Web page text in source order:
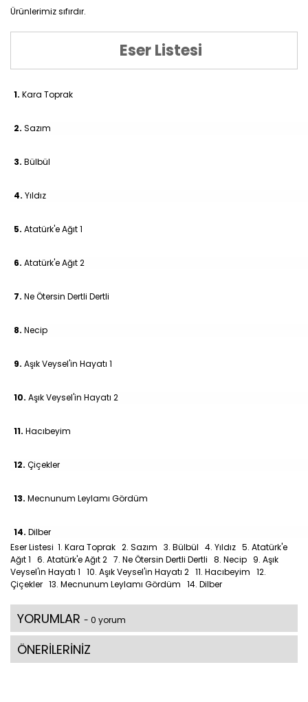
Ürünlerimiz sıfırdır.
Eser Listesi
1. Kara Toprak
2. Sazım
3. Bülbül
4. Yıldız
5. Atatürk'e Ağıt 1
6. Atatürk'e Ağıt 2
7. Ne Ötersin Dertli Dertli
8. Necip
9. Aşık Veysel'in Hayatı 1
10. Aşık Veysel'in Hayatı 2
11. Hacıbeyim
12. Çiçekler
13. Mecnunum Leylamı Gördüm
14. Dilber
Eser Listesi 1. Kara Toprak 2. Sazım 3. Bülbül 4. Yıldız 5. Atatürk'e
Ağıt 1 6. Atatürk'e Ağıt 2 7. Ne Ötersin Dertli Dertli 8. Necip 9. Aşık
Veysel'in Hayatı 1 10. Aşık Veysel'in Hayatı 2 11. Hacıbeyim 12.
Çiçekler 13. Mecnunum Leylamı Gördüm 14. Dilber
YORUMLAR - 0 yorum
ÖNERİLERİNİZ